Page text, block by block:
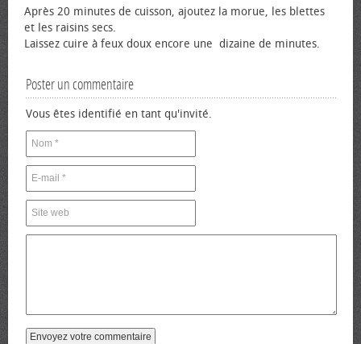
Après 20 minutes de cuisson, ajoutez la morue, les blettes
et les raisins secs.
Laissez cuire à feux doux encore une dizaine de minutes.
Poster un commentaire
Vous êtes identifié en tant qu'invité.